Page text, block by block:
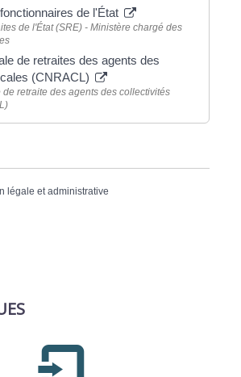
de l'État
de l'État (SRE) - Ministère chargé des
de retraites des agents des
(CNRACL)
retraite des agents des collectivités
légale et administrative